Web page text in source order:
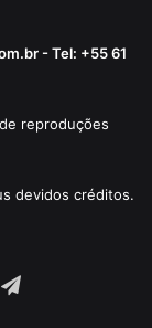
- Tel: +55 61
reproduções
devidos créditos.